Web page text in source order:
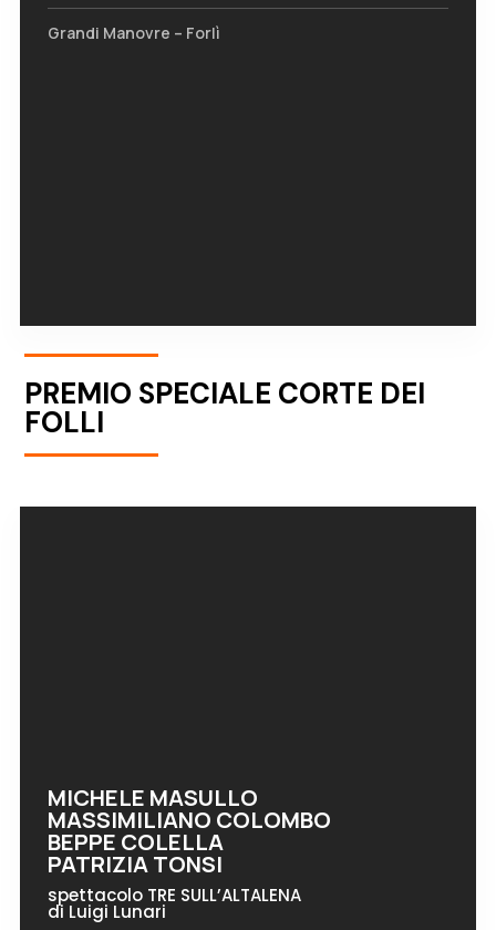
Grandi Manovre – Forlì
PREMIO SPECIALE CORTE DEI
FOLLI
MICHELE MASULLO
MASSIMILIANO COLOMBO
BEPPE COLELLA
PATRIZIA TONSI
spettacolo TRE SULL’ALTALENA
di Luigi Lunari